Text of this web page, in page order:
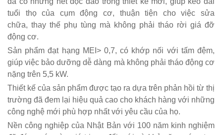
tuổi thọ của cụm động cơ, thuận tiện cho việc sửa
chữa, thay thế phụ tùng mà không phải tháo rời giá đỡ
động cơ.
Sản phẩm đạt hạng MEI> 0,7, có khớp nối với tấm đệm,
giúp việc bảo dưỡng dễ dàng mà không phải tháo động cơ
nặng trên 5,5 kW.
Thiết kế của sản phẩm được tạo ra dựa trên phản hồi từ thị
trường đã đem lại hiệu quả cao cho khách hàng với những
công nghệ mới phù hợp nhất với yêu cầu của họ.
Nền công nghiệp của Nhật Bản với 100 năm kinh nghiệm